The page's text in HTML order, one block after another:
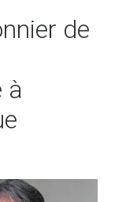
de
à